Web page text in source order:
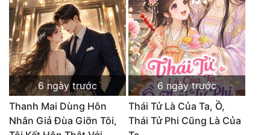
Đông Phương
Đông Phương Huyền Huyễn
Đồng Nhân
Cẩu Đạo Trường Sinh
6 ngày trước
Thanh Mai Dùng Hôn
Nhân Giả Đùa Giỡn Tôi,
6 ngày trước
Thái Tử Là Của Ta, Ồ,
Thái Tử Phi Cũng Là Của